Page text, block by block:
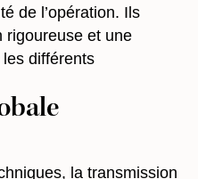
de l’opération. Ils
rigoureuse et une
différents
la transmission